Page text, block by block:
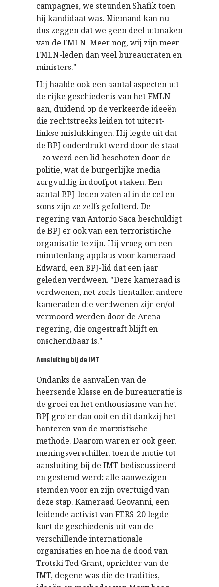
campagnes, we steunden Shafik toen
hij kandidaat was. Niemand kan nu
dus zeggen dat we geen deel uitmaken
van de FMLN. Meer nog, wij zijn meer
FMLN-leden dan veel bureaucraten en
ministers."
Hij haalde ook een aantal aspecten uit
de rijke geschiedenis van het FMLN
aan, duidend op de verkeerde ideeën
die rechtstreeks leiden tot uiterst-
linkse mislukkingen. Hij legde uit dat
de BPJ onderdrukt werd door de staat
– zo werd een lid beschoten door de
politie, wat de burgerlijke media
zorgvuldig in doofpot staken. Een
aantal BPJ-leden zaten al in de cel en
soms zijn ze zelfs gefolterd. De
regering van Antonio Saca beschuldigt
de BPJ er ook van een terroristische
organisatie te zijn. Hij vroeg om een
minutenlang applaus voor kameraad
Edward, een BPJ-lid dat een jaar
geleden verdween. "Deze kameraad is
verdwenen, net zoals tientallen andere
kameraden die verdwenen zijn en/of
vermoord werden door de Arena-
regering, die ongestraft blijft en
onschendbaar is."
Aansluiting bij de IMT
Ondanks de aanvallen van de
heersende klasse en de bureaucratie is
de groei en het enthousiasme van het
BPJ groter dan ooit en dit dankzij het
hanteren van de marxistische
methode. Daarom waren er ook geen
meningsverschillen toen de motie tot
aansluiting bij de IMT bediscussieerd
en gestemd werd; alle aanwezigen
stemden voor en zijn overtuigd van
deze stap. Kameraad Geovanni, een
leidende activist van FERS-20 legde
kort de geschiedenis uit van de
verschillende internationale
organisaties en hoe na de dood van
Trotski Ted Grant, oprichter van de
IMT, degene was die de tradities,